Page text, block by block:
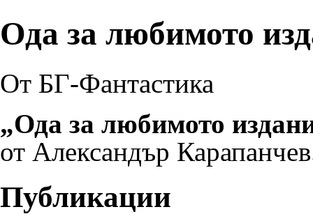
Ода за любимото
От БГ-Фантастика
„Ода за любимото
от Александър Карапанчев
Публикации